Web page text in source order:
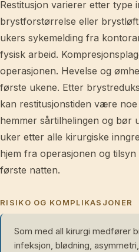
Restitusjon varierer etter type
brystforstørrelse eller brystløft
ukers sykemelding fra
fysisk arbeid.
operasjonen. Hevelse og
første ukene. Etter
kan restitusjonstiden være
hemmer sårtilhelingen og bør
uker etter alle kirurgiske
hjem fra operasjonen og
første natten.
RISIKO OG KOMPLIKASJONER
Som med all kirurgi medfører
infeksjon, blødning,